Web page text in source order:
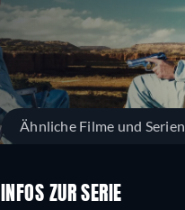
Ähnliche Filme und Serien
INFOS ZUR SERIE